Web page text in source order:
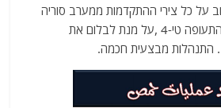
על כל צירי ההתקדמות ממערב סוריה
לעבר אזור תדמור ושדה התעופה טי-4 ,על מנת לבלום את
. התנהלות מבצעית חכמה.